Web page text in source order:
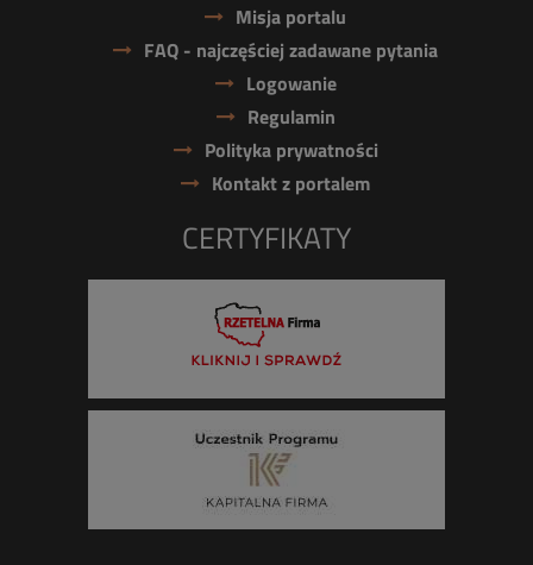
Misja portalu
FAQ - najczęściej zadawane pytania
Logowanie
Regulamin
Polityka prywatności
Kontakt z portalem
CERTYFIKATY